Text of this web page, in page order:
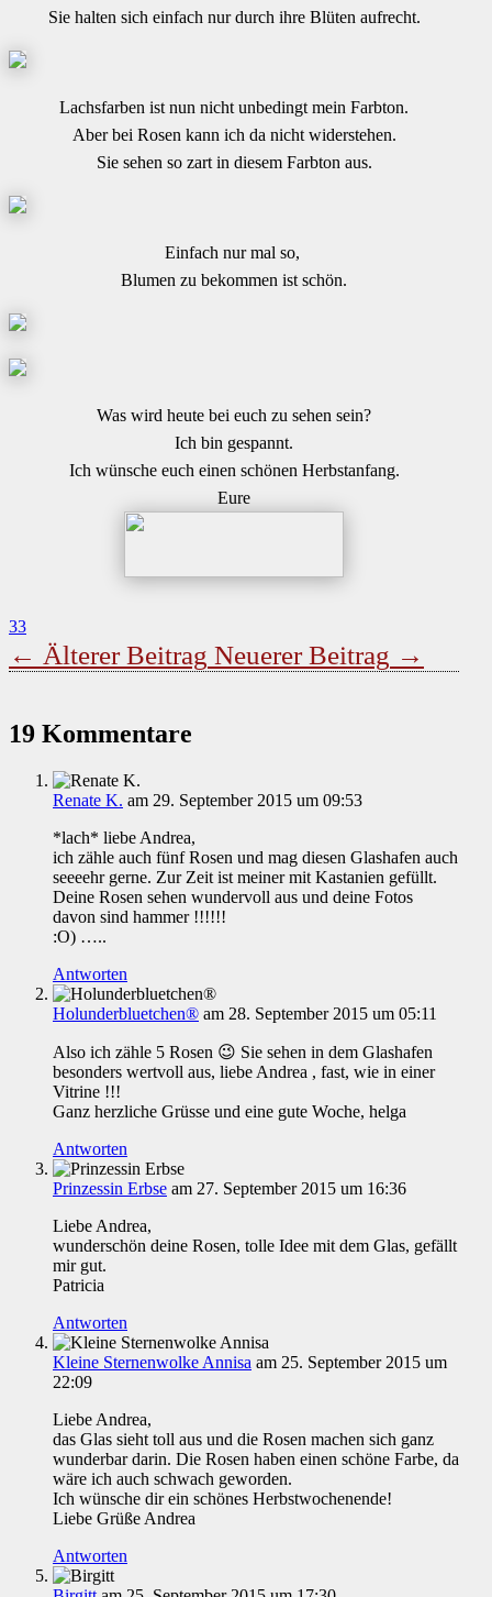
Sie halten sich einfach nur durch ihre Blüten aufrecht.
Lachsfarben ist nun nicht unbedingt mein Farbton.
Aber bei Rosen kann ich da nicht widerstehen.
Sie sehen so zart in diesem Farbton aus.
Einfach nur mal so,
Blumen zu bekommen ist schön.
Was wird heute bei euch zu sehen sein?
Ich bin gespannt.
Ich wünsche euch einen schönen Herbstanfang.
Eure
33
← Älterer Beitrag Neuerer Beitrag →
19 Kommentare
Renate K. am 29. September 2015 um 09:53
*lach* liebe Andrea,
ich zähle auch fünf Rosen und mag diesen Glashafen auch
seeeehr gerne. Zur Zeit ist meiner mit Kastanien gefüllt.
Deine Rosen sehen wundervoll aus und deine Fotos
davon sind hammer !!!!!!
:O) …..
Antworten
Holunderbluetchen® am 28. September 2015 um 05:11
Also ich zähle 5 Rosen 😉 Sie sehen in dem Glashafen
besonders wertvoll aus, liebe Andrea , fast, wie in einer
Vitrine !!!
Ganz herzliche Grüsse und eine gute Woche, helga
Antworten
Prinzessin Erbse am 27. September 2015 um 16:36
Liebe Andrea,
wunderschön deine Rosen, tolle Idee mit dem Glas, gefällt
mir gut.
Patricia
Antworten
Kleine Sternenwolke Annisa am 25. September 2015 um
22:09
Liebe Andrea,
das Glas sieht toll aus und die Rosen machen sich ganz
wunderbar darin. Die Rosen haben einen schöne Farbe, da
wäre ich auch schwach geworden.
Ich wünsche dir ein schönes Herbstwochenende!
Liebe Grüße Andrea
Antworten